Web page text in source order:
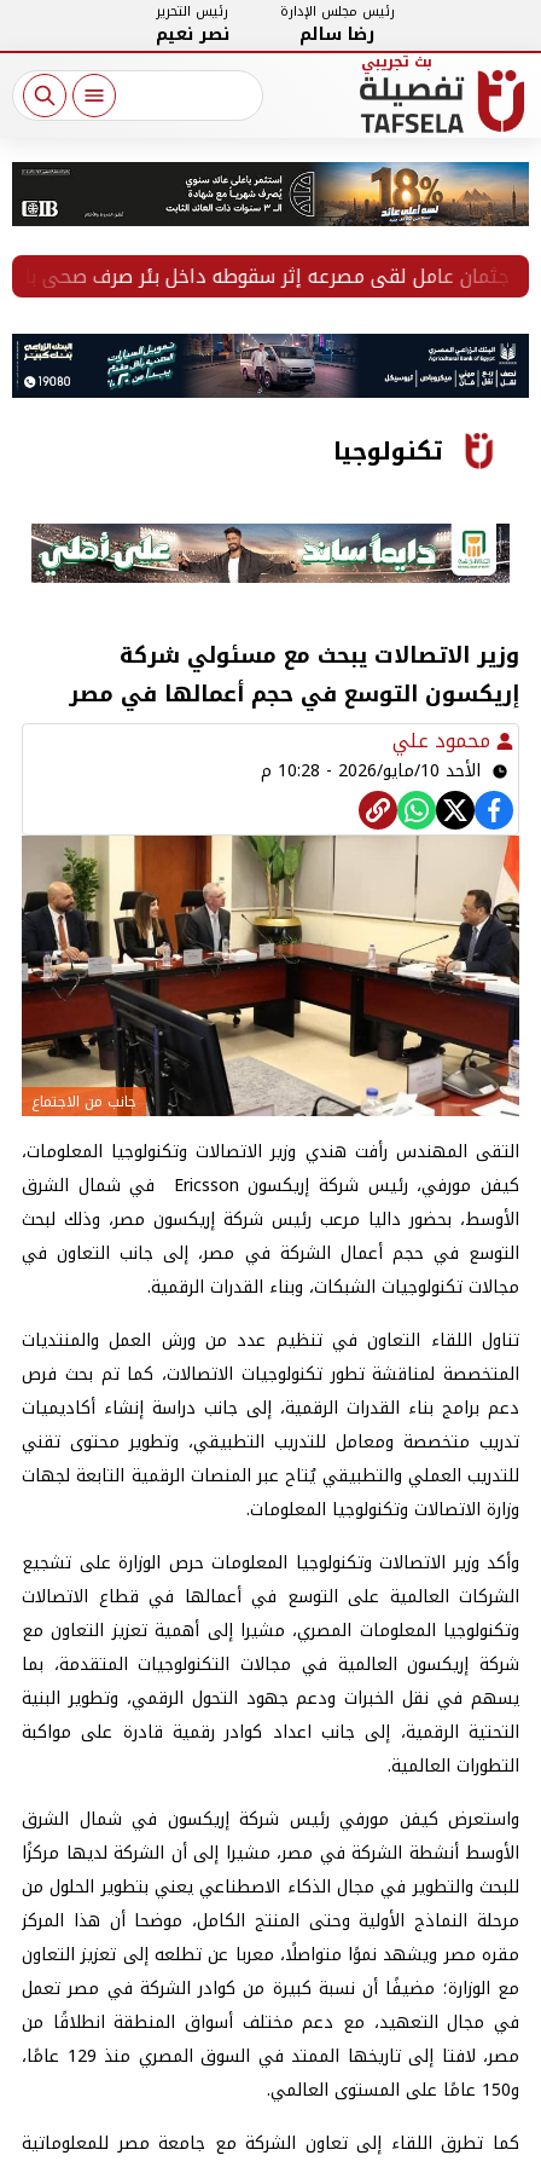
رئيس مجلس الإدارة
رضا سالم
رئيس التحرير
نصر نعيم
عامل لقي مصرعه إثر سقوطه داخل بئر صرف صحي بالفيوم
تكنولوجيا
وزير الاتصالات يبحث مع مسئولي شركة
إريكسون التوسع في حجم أعمالها في مصر
محمود علي
الأحد 10/مايو/2026 - 10:28 م
جانب من الاجتماع
التقى المهندس رأفت هندي وزير الاتصالات وتكنولوجيا المعلومات،
كيفن مورفي، رئيس شركة إريكسون Ericsson في شمال الشرق
الأوسط، بحضور داليا مرعب رئيس شركة إريكسون مصر، وذلك لبحث
التوسع في حجم أعمال الشركة في مصر، إلى جانب التعاون في
مجالات تكنولوجيات الشبكات، وبناء القدرات الرقمية.
تناول اللقاء التعاون في تنظيم عدد من ورش العمل والمنتديات
المتخصصة لمناقشة تطور تكنولوجيات الاتصالات، كما تم بحث فرص
دعم برامج بناء القدرات الرقمية، إلى جانب دراسة إنشاء أكاديميات
تدريب متخصصة ومعامل للتدريب التطبيقي، وتطوير محتوى تقني
للتدريب العملي والتطبيقي يُتاح عبر المنصات الرقمية التابعة لجهات
وزارة الاتصالات وتكنولوجيا المعلومات.
وأكد وزير الاتصالات وتكنولوجيا المعلومات حرص الوزارة على تشجيع
الشركات العالمية على التوسع في أعمالها في قطاع الاتصالات
وتكنولوجيا المعلومات المصري، مشيرا إلى أهمية تعزيز التعاون مع
شركة إريكسون العالمية في مجالات التكنولوجيات المتقدمة، بما
يسهم في نقل الخبرات ودعم جهود التحول الرقمي، وتطوير البنية
التحتية الرقمية، إلى جانب اعداد كوادر رقمية قادرة على مواكبة
التطورات العالمية.
واستعرض كيفن مورفي رئيس شركة إريكسون في شمال الشرق
الأوسط أنشطة الشركة في مصر، مشيرا إلى أن الشركة لديها مركزًا
للبحث والتطوير في مجال الذكاء الاصطناعي يعني بتطوير الحلول من
مرحلة النماذج الأولية وحتى المنتج الكامل، موضحا أن هذا المركز
مقره مصر ويشهد نموًا متواصلًا، معربا عن تطلعه إلى تعزيز التعاون
مع الوزارة؛ مضيفًا أن نسبة كبيرة من كوادر الشركة في مصر تعمل
في مجال التعهيد، مع دعم مختلف أسواق المنطقة انطلاقًا من
مصر، لافتا إلى تاريخها الممتد في السوق المصري منذ 129 عامًا،
و150 عامًا على المستوى العالمي.
كما تطرق اللقاء إلى تعاون الشركة مع جامعة مصر للمعلوماتية